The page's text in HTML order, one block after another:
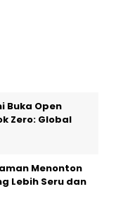
Buka Open
Zero: Global
Menonton
Lebih Seru dan